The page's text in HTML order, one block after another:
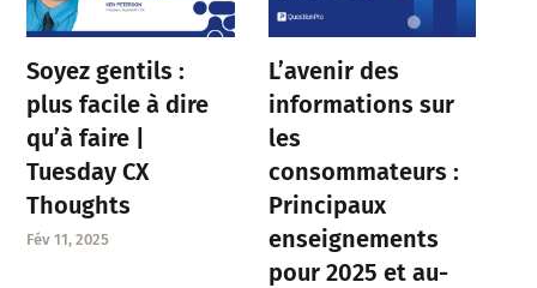
Soyez gentils :
plus facile à dire
qu’à faire |
Tuesday CX
Thoughts
Fév 11, 2025
L’avenir des
informations sur
les
consommateurs :
Principaux
enseignements
pour 2025 et au-